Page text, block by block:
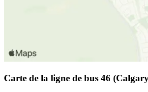
Carte de la ligne de bus 46